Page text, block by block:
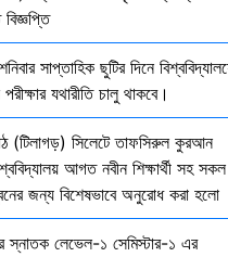
সাপ্তাহিক ছুটির দিনে
যথারীতি চালু থাকবে।
(টিলাগড়) সিলেটে তাফসিরুল কুরআন
আগত নবীন শিক্ষার্থী সহ সকল
জন্য বিশেষভাবে অনুরোধ করা হলো
স্নাতক লেভেল-১ সেমিস্টার-১ এর